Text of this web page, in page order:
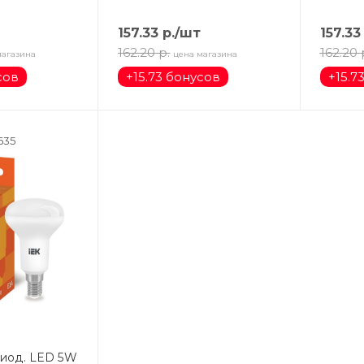
157.33 р./шт
162.20 р. цена магазина
+15.73 бонусов
157.33
162.20
+
LED 5W